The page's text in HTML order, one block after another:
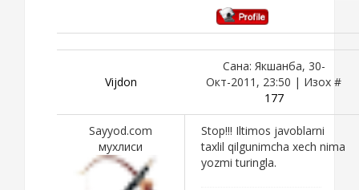
Vijdon
Сана: Якшанба, 30-
Окт-2011, 23:50 | Изох #
177
Sayyod.com
мухлиси
Stop!!! Iltimos javoblarni
taxlil qilgunimcha xech nima
yozmi turingla.